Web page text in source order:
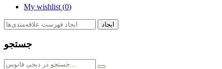
My wishlist (0)
ایجاد
جستجو